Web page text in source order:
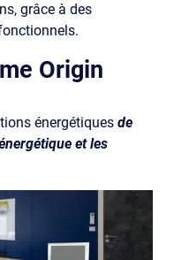
grâce à des
Origin
énergétiques de
et les